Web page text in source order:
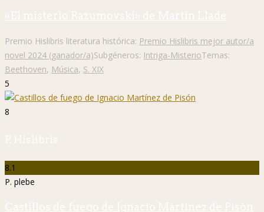
«El misterio Razumovski» de Martín Llade
Premio Hislibris literatura histórica: Premio Hislibris mejor autor/a
novel 2024 (ganador/a)Subgéneros: Intriga-MisterioTemas:
Beethoven, Música, S. XIX
5
8
P. Hislibris
8.1
P. plebe
Castillos de fuego de Ignacio Martínez de Pisón